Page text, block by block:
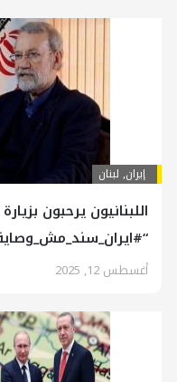
إيران, لبنان
اللبنانيون يرحبون
أغسطس 12, 2025